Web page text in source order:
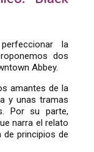
la
dos
Abbey.
amantes de la
y unas tramas
Por su parte,
narra el relato
principios de